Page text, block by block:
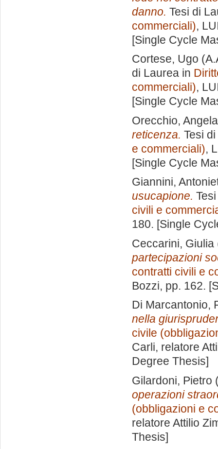
danno. Tesi di
commerciali),
[Single Cycle
Cortese, Ugo
di Laurea in
commerciali),
[Single Cycle
Orecchio, Angela
reticenza. Tesi
e commerciali),
[Single Cycle
Giannini,
usucapione.
civili e
180. [Single
Ceccarini, Giulia
partecipazioni
contratti civili e
Bozzi, pp. 162.
Di Marcantonio,
nella
civile
Carli, relatore
Degree Thesis]
Gilardoni, Pietro
operazioni
(obbligazioni e
relatore Attilio
Thesis]